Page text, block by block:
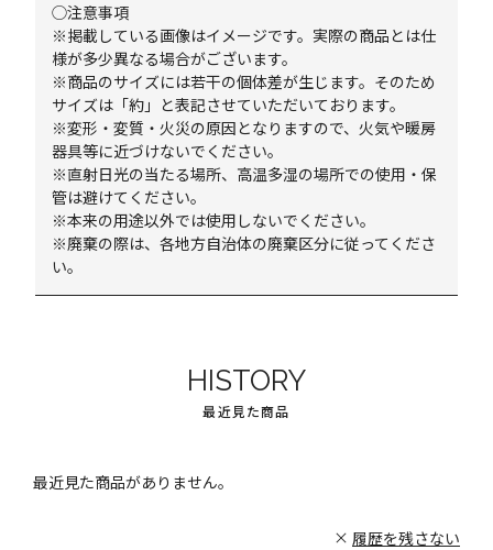
◯注意事項
※掲載している画像はイメージです。実際の商品とは仕
様が多少異なる場合がございます。
※商品のサイズには若干の個体差が生じます。そのため
サイズは「約」と表記させていただいております。
※変形・変質・火災の原因となりますので、火気や暖房
器具等に近づけないでください。
※直射日光の当たる場所、高温多湿の場所での使用・保
管は避けてください。
※本来の用途以外では使用しないでください。
※廃棄の際は、各地方自治体の廃棄区分に従ってくださ
い。
HISTORY
最近見た商品
最近見た商品がありません。
履歴を残さない